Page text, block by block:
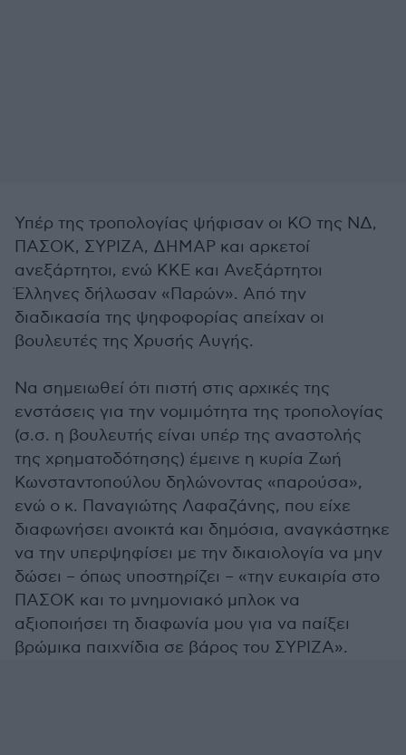
Υπέρ της τροπολογίας ψήφισαν οι ΚΟ της ΝΔ,
ΠΑΣΟΚ, ΣΥΡΙΖΑ, ΔΗΜΑΡ και αρκετοί
ανεξάρτητοι, ενώ ΚΚΕ και Ανεξάρτητοι
Έλληνες δήλωσαν «Παρών». Από την
διαδικασία της ψηφοφορίας απείχαν οι
βουλευτές της Χρυσής Αυγής.
Να σημειωθεί ότι πιστή στις αρχικές της
ενστάσεις για την νομιμότητα της τροπολογίας
(σ.σ. η βουλευτής είναι υπέρ της αναστολής
της χρηματοδότησης) έμεινε η κυρία Ζωή
Κωνσταντοπούλου δηλώνοντας «παρούσα»,
ενώ ο κ. Παναγιώτης Λαφαζάνης, που είχε
διαφωνήσει ανοικτά και δημόσια, αναγκάστηκε
να την υπερψηφίσει με την δικαιολογία να μην
δώσει – όπως υποστηρίζει – «την ευκαιρία στο
ΠΑΣΟΚ και το μνημονιακό μπλοκ να
αξιοποιήσει τη διαφωνία μου για να παίξει
βρώμικα παιχνίδια σε βάρος του ΣΥΡΙΖΑ».